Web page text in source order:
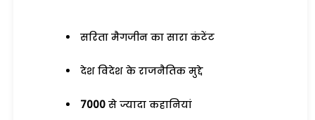
सरिता मैगजीन का सारा कंटेंट
देश विदेश के राजनैतिक मुद्दे
7000 से ज्यादा कहानियां